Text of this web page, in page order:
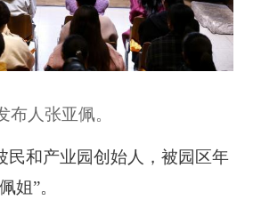
布人张亚佩。
和产业园创始人，被园区年
姐”。